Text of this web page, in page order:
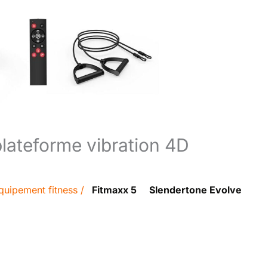
vibration 4D
fitness / Fitmaxx 5
Slendertone Evolve